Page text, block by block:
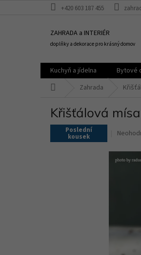
+420 603 187 455
ZAHRADA a INTERIÉR
doplňky a dekorace pro krásný domov
Kuchyň a jídelna Bytové
Zahrada
Křišťálová
Poslední
kousek
je